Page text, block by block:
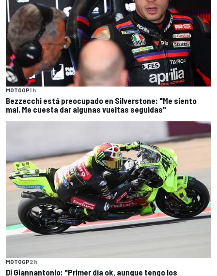
MOTOGP1 h
Bezzecchi está preocupado en Silverstone: "Me siento
mal. Me cuesta dar algunas vueltas seguidas"
MOTOGP2 h
Di Giannantonio: "Primer día ok, aunque tengo los